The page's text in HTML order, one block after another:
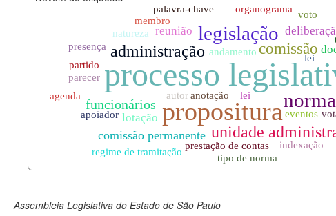
comissoes_permanentes_votacoes.xml
documento_andamento.xml
palavras_chave.xml
legislacao_normas.xml
legislacao_norma_anotacoes.xml
Assembleia Legislativa do Estado de São Paulo